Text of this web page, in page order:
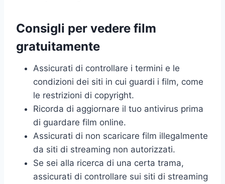
Consigli per vedere film
gratuitamente
Assicurati di controllare i termini e le
condizioni dei siti in cui guardi i film, come
le restrizioni di copyright.
Ricorda di aggiornare il tuo antivirus prima
di guardare film online.
Assicurati di non scaricare film illegalmente
da siti di streaming non autorizzati.
Se sei alla ricerca di una certa trama,
assicurati di controllare sui siti di streaming